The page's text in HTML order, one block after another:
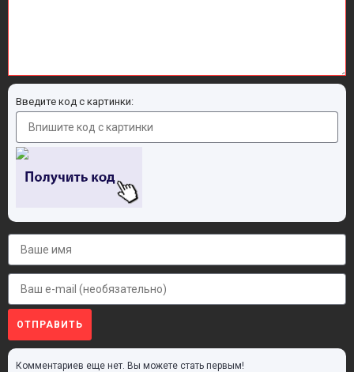
Введите код с картинки:
ОТПРАВИТЬ
Комментариев еще нет. Вы можете стать первым!